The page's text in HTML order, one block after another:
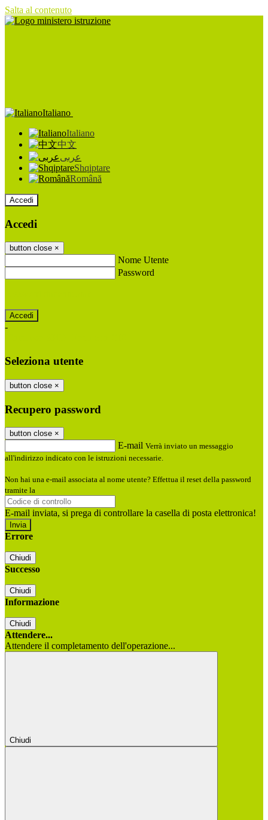
Salta al contenuto
Italiano
Italiano
中文
عربى
Shqiptare
Română
Accedi
Accedi
button close ×
Nome Utente
Password
-
Seleziona utente
button close ×
Recupero password
button close ×
E-mail Verrà inviato un messaggio
all'indirizzo indicato con le istruzioni necessarie.
Non hai una e-mail associata al nome utente? Effettua il reset della password
tramite la
E-mail inviata, si prega di controllare la casella di posta elettronica!
Errore
Chiudi
Successo
Chiudi
Informazione
Chiudi
Attendere...
Attendere il completamento dell'operazione...
Chiudi